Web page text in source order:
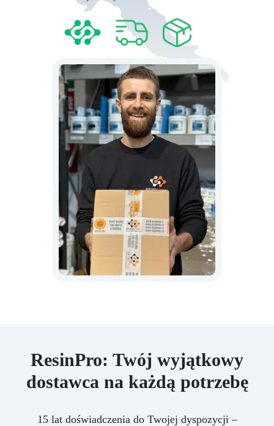
ResinPro: Twój wyjątkowy
dostawca na każdą potrzebę
15 lat doświadczenia do Twojej dyspozycji –